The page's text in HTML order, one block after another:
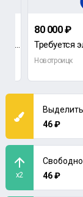
Требуется сотрудник в небольшое кафе, возраст значения не имеет, можно без опыта, все вопросы по
80 000 ₽
Требуется
Новотроицк
46 ₽
x2
46 ₽